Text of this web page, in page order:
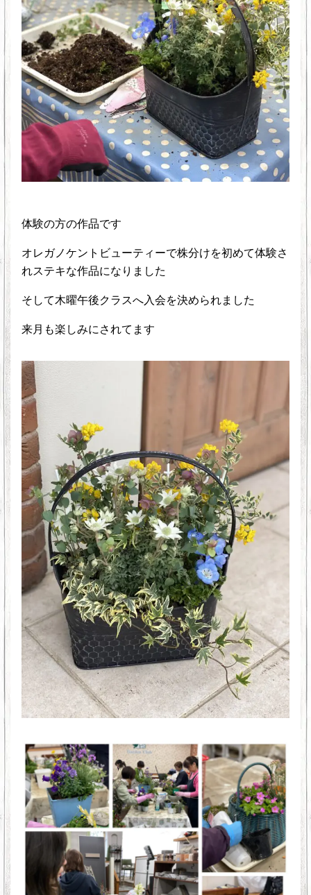
体験の方の作品です
オレガノケントビューティーで株分けを初めて体験さ
れステキな作品になりました
そして木曜午後クラスへ入会を決められました
来月も楽しみにされてます